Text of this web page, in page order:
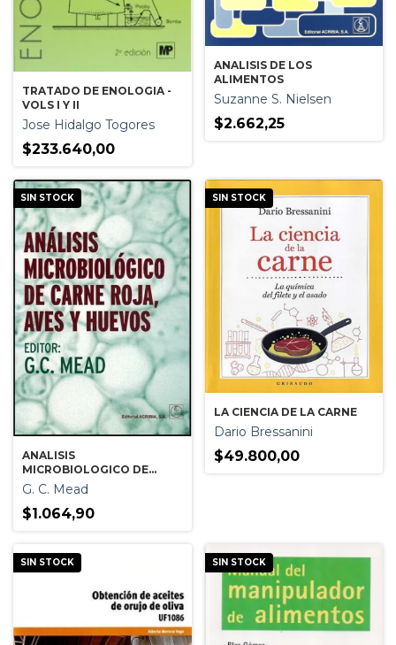
TRATADO DE ENOLOGIA -
VOLS I Y II
Jose Hidalgo Togores
$233.640,00
ANALISIS DE LOS
ALIMENTOS
Suzanne S. Nielsen
$2.662,25
SIN STOCK
ANALISIS
MICROBIOLOGICO DE
CARNE ROJA, AVES Y
HUEVOS
G. C. Mead
$1.064,90
SIN STOCK
LA CIENCIA DE LA CARNE
Dario Bressanini
$49.800,00
SIN STOCK SIN STOCK